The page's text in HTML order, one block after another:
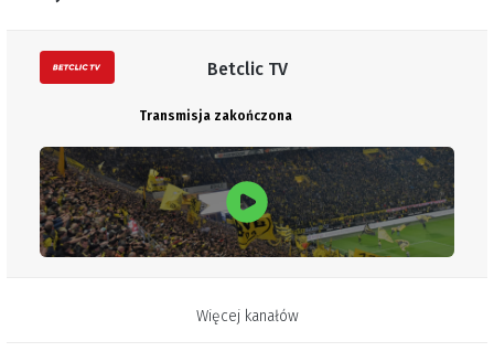
Betclic TV
Transmisja zakończona
Więcej kanałów